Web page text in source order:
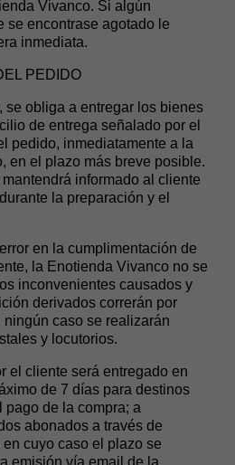
Vivanco. Si algún
se encontrase agotado le
inmediata.
PEDIDO
se obliga a entregar los bienes
de entrega señalado por el
pedido, inmediatamente a la
en el plazo más breve posible.
mantendrá informado al cliente
la preparación y el
en la cumplimentación de
la Enotienda Vivanco no se
inconvenientes causados y
derivados correrán por
caso se realizarán
y locutorios.
el cliente será entregado en
de 7 días para destinos
pago de la compra; a
abonados a través de
cuyo caso el plazo se